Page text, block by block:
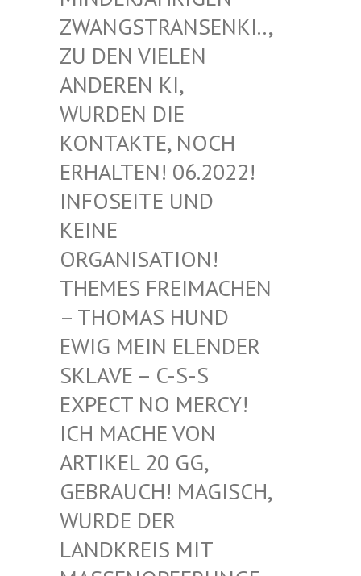
WANGSTRANSENKI.., Z
U DEN VIELEN A
NDEREN KI, W
URDEN DIE K
ONTAKTE, NOCH E
RHALTEN! 06.2022! I
NFOSEITE UND K
EINE O
RGANISATION! T
HEMES FREIMACHEN –
THOMAS HUND E
WIG MEIN ELENDER S
KLAVE – C-S-S E
XPECT NO MERCY! I
CH MACHE VON A
RTIKEL 20 GG, G
EBRAUCH! MAGISCH, W
URDE DER L
ANDKREIS MIT M